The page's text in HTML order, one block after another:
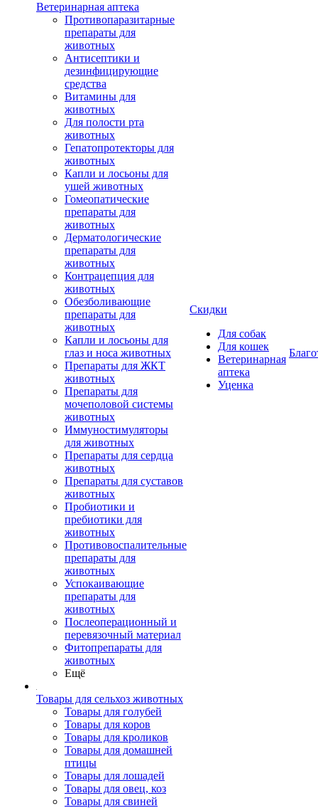
Ветеринарная аптека
Противопаразитарные
препараты для
животных
Антисептики и
дезинфицирующие
средства
Витамины для
животных
Для полости рта
животных
Гепатопротекторы для
животных
Капли и лосьоны для
ушей животных
Гомеопатические
препараты для
животных
Дерматологические
препараты для
животных
Контрацепция для
животных
Обезболивающие
препараты для
животных
Капли и лосьоны для
глаз и носа животных
Препараты для ЖКТ
животных
Препараты для
мочеполовой системы
животных
Иммуностимуляторы
для животных
Препараты для сердца
животных
Препараты для суставов
животных
Пробиотики и
пребиотики для
животных
Противовоспалительные
препараты для
животных
Успокаивающие
препараты для
животных
Послеоперационный и
перевязочный материал
Фитопрепараты для
животных
Ещё
Товары для сельхоз животных
Товары для голубей
Товары для коров
Товары для кроликов
Товары для домашней
птицы
Товары для лошадей
Товары для овец, коз
Товары для свиней
Скидки
Для собак
Для кошек
Ветеринарная
аптека
Уценка